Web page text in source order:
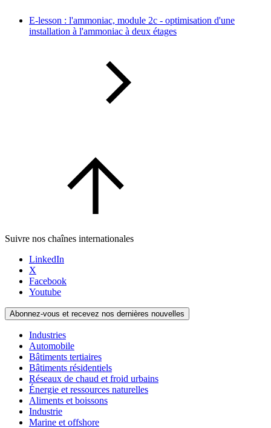
E-lesson : l'ammoniac, module 2c - optimisation d'une
installation à l'ammoniac à deux étages
Suivre nos chaînes internationales
LinkedIn
X
Facebook
Youtube
Abonnez-vous et recevez nos dernières nouvelles
Industries
Automobile
Bâtiments tertiaires
Bâtiments résidentiels
Réseaux de chaud et froid urbains
Énergie et ressources naturelles
Aliments et boissons
Industrie
Marine et offshore